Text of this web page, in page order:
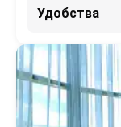
Удобства